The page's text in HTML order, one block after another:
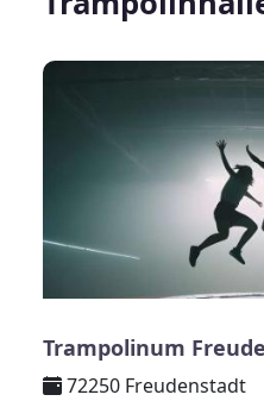
Trampolinum
72250 Freudenstadt